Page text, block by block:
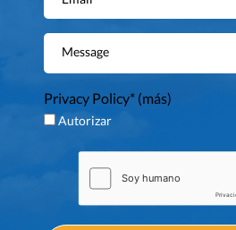
Privacy Policy* (más)
Autorizar